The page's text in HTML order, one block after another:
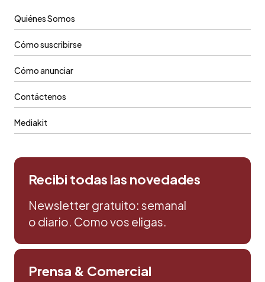
Quiénes Somos
Cómo suscribirse
Cómo anunciar
Contáctenos
Mediakit
Recibi todas las novedades
Newsletter gratuito: semanal
o diario. Como vos eligas.
Prensa & Comercial